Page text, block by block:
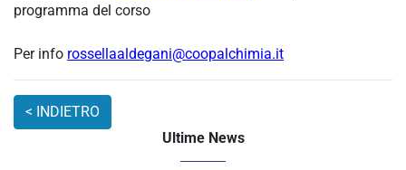
programma del corso
Per info rossellaaldegani@coopalchimia.it
Ultime News